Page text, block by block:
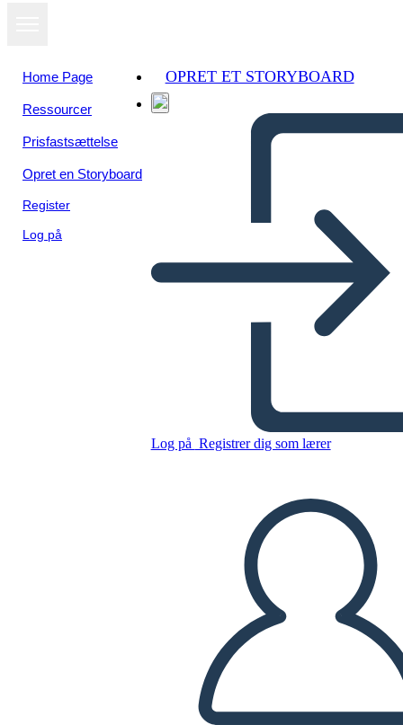
Home Page
Ressourcer
Prisfastsættelse
Opret en Storyboard
Register
Log på
OPRET ET STORYBOARD
Log på Registrer dig som lærer
Kopier dette storyboard
AFSPIL DIASSHOW
LÆS FOR MIG